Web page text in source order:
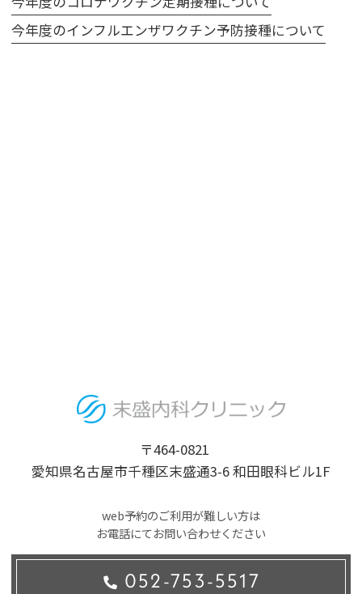
今年度のインフルエンザワクチン予防接種について
〒464-0821
愛知県名古屋市千種区末盛通3-6 和田眼科ビル1F
052-753-5517
web予約のご利用が難しい方は
お電話にてお問い合わせください